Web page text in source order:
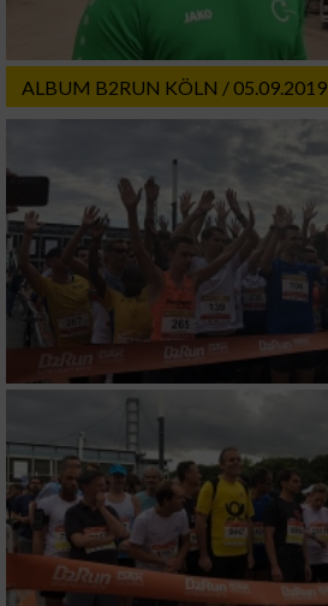
ALBUM B2RUN KÖLN / 05.09.2019